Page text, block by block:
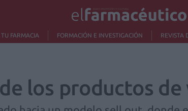
TU FARMACIA FORMACIÓN E INVESTIGACIÓN REVISTA
los productos